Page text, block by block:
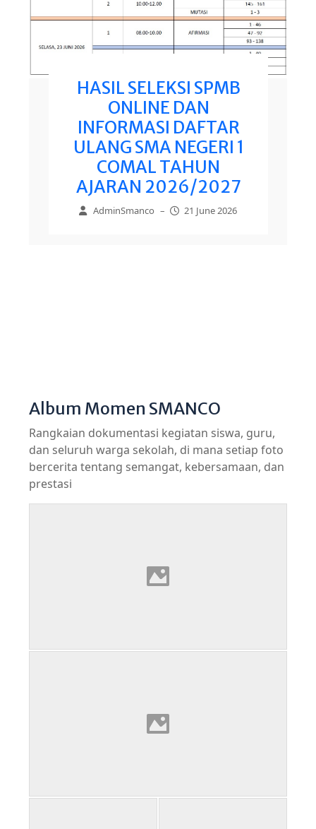
HASIL SELEKSI SPMB
ONLINE DAN
INFORMASI DAFTAR
ULANG SMA NEGERI 1
COMAL TAHUN
AJARAN 2026/2027
AdminSmanco – 21 June 2026
Album Momen SMANCO
Rangkaian dokumentasi kegiatan siswa, guru,
dan seluruh warga sekolah, di mana setiap foto
bercerita tentang semangat, kebersamaan, dan
prestasi